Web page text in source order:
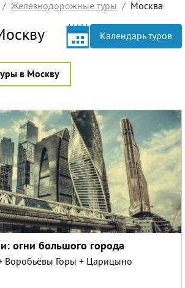
Новгорода
Железнодорожные туры Москва
Календарь туров
в Москву
огни большого города
Воробьёвы Горы + Царицыно